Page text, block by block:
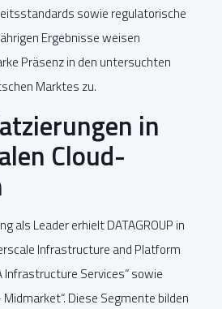
sowie regulatorische
Ergebnisse weisen
Präsenz in den untersuchten
Marktes zu.
in
Cloud-
als Leader erhielt DATAGROUP in
Infrastructure and Platform
Infrastructure Services“ sowie
Diese Segmente bilden